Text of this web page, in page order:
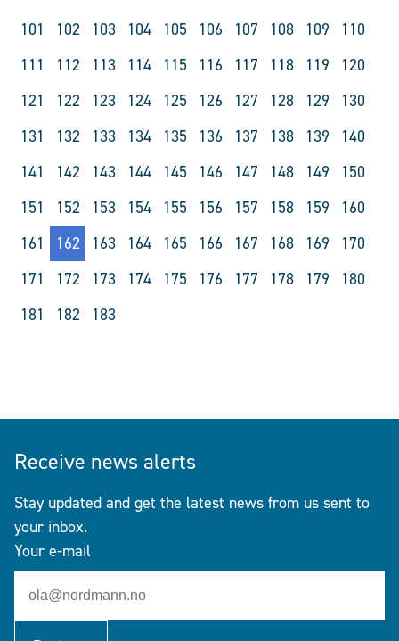
101
102 103 104 105 106 107 108 109
110
111
112 113 114 115 116 117 118 119
120
121
122 123 124 125 126 127 128 129
130
131
132 133 134 135 136 137 138 139
140
141
142 143 144 145 146 147 148 149
150
151
152 153 154 155 156 157 158 159
160
161
162 163 164 165 166 167 168 169
170
171
172 173 174 175 176 177 178 179
180
181
182 183
Receive news alerts
Stay updated and get the latest news from us sent to
your inbox.
Your e-mail